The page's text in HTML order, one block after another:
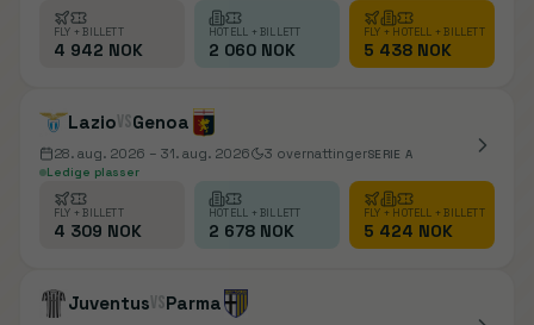
FLY + BILLETT
4 942 NOK
HOTELL + BILLETT
2 060 NOK
FLY + HOTELL + BILLETT
5 438 NOK
LaziovsGenoa
28. aug. 2026 – 31. aug. 2026 3 overnattingerSERIE A
Ledige plasser
FLY + BILLETT
4 309 NOK
HOTELL + BILLETT
2 678 NOK
FLY + HOTELL + BILLETT
5 424 NOK
JuventusvsParma